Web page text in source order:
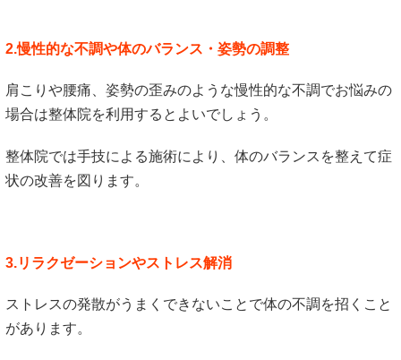
2.慢性的な不調や体のバランス・姿勢の調整
肩こりや腰痛、姿勢の歪みのような慢性的な不調でお悩みの
場合は整体院を利用するとよいでしょう。
整体院では手技による施術により、体のバランスを整えて症
状の改善を図ります。
3.リラクゼーションやストレス解消
ストレスの発散がうまくできないことで体の不調を招くこと
があります。